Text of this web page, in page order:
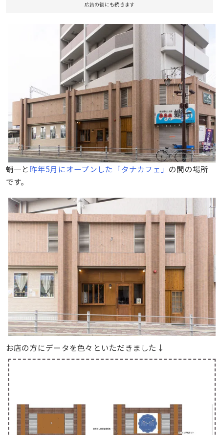
広告の後にも続きます
蛸一と昨年5月にオープンした「タナカフェ」 の間の場所
です。
お店の方にデータを色々といただきました↓